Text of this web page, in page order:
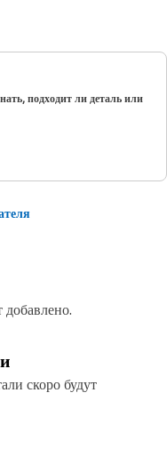
подходит ли деталь или
добавлено.
скоро будут